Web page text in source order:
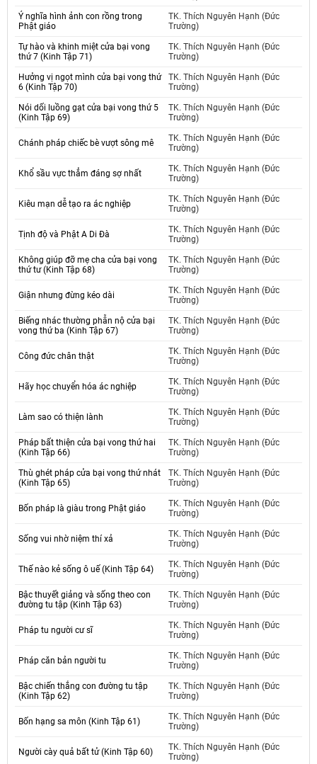
Ý nghĩa hình ảnh con rồng trong
Phật giáo
TK. Thích Nguyên Hạnh (Đức
Trường)
Tự hào và khinh miệt cửa bại vong
thứ 7 (Kinh Tập 71)
TK. Thích Nguyên Hạnh (Đức
Trường)
Hưởng vị ngọt mình cửa bại vong thứ
6 (Kinh Tập 70)
TK. Thích Nguyên Hạnh (Đức
Trường)
Nói dối luồng gạt cửa bại vong thứ 5
(Kinh Tập 69)
TK. Thích Nguyên Hạnh (Đức
Trường)
Chánh pháp chiếc bè vượt sông mê
TK. Thích Nguyên Hạnh (Đức
Trường)
Khổ sầu vực thẳm đáng sợ nhất
TK. Thích Nguyên Hạnh (Đức
Trường)
Kiêu mạn dễ tạo ra ác nghiệp
TK. Thích Nguyên Hạnh (Đức
Trường)
Tịnh độ và Phật A Di Đà
TK. Thích Nguyên Hạnh (Đức
Trường)
Không giúp đỡ mẹ cha cửa bại vong
thứ tư (Kinh Tập 68)
TK. Thích Nguyên Hạnh (Đức
Trường)
Giận nhưng đừng kéo dài
TK. Thích Nguyên Hạnh (Đức
Trường)
Biếng nhác thường phẫn nộ cửa bại
vong thứ ba (Kinh Tập 67)
TK. Thích Nguyên Hạnh (Đức
Trường)
Công đức chân thật
TK. Thích Nguyên Hạnh (Đức
Trường)
Hãy học chuyển hóa ác nghiệp
TK. Thích Nguyên Hạnh (Đức
Trường)
Làm sao có thiện lành
TK. Thích Nguyên Hạnh (Đức
Trường)
Pháp bất thiện cửa bại vong thứ hai
(Kinh Tập 66)
TK. Thích Nguyên Hạnh (Đức
Trường)
Thù ghét pháp cửa bại vong thứ nhát
(Kinh Tập 65)
TK. Thích Nguyên Hạnh (Đức
Trường)
Bốn pháp là giàu trong Phật giáo
TK. Thích Nguyên Hạnh (Đức
Trường)
Sống vui nhờ niệm thí xả
TK. Thích Nguyên Hạnh (Đức
Trường)
Thế nào kẻ sống ô uế (Kinh Tập 64)
TK. Thích Nguyên Hạnh (Đức
Trường)
Bậc thuyết giảng và sống theo con
đường tu tập (Kinh Tập 63)
TK. Thích Nguyên Hạnh (Đức
Trường)
Pháp tu người cư sĩ
TK. Thích Nguyên Hạnh (Đức
Trường)
Pháp căn bản người tu
TK. Thích Nguyên Hạnh (Đức
Trường)
Bậc chiến thắng con đường tu tập
(Kinh Tập 62)
TK. Thích Nguyên Hạnh (Đức
Trường)
Bốn hạng sa môn (Kinh Tập 61)
TK. Thích Nguyên Hạnh (Đức
Trường)
Người cày quả bất tử (Kinh Tập 60)
TK. Thích Nguyên Hạnh (Đức
Trường)